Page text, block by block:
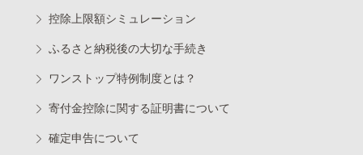
控除上限額シミュレーション
ふるさと納税後の大切な手続き
ワンストップ特例制度とは？
寄付金控除に関する証明書について
確定申告について